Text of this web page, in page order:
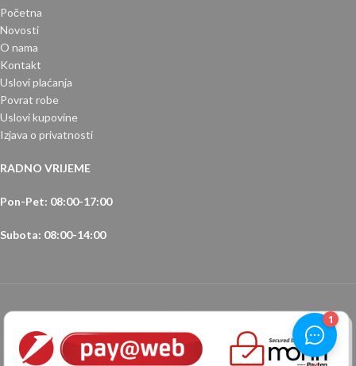
Početna
Novosti
O nama
Kontakt
Uslovi plaćanja
Povrat robe
Uslovi kupovine
Izjava o privatnosti
RADNO VRIJEME
Pon-Pet: 08:00-17:00
Subota: 08:00-14:00